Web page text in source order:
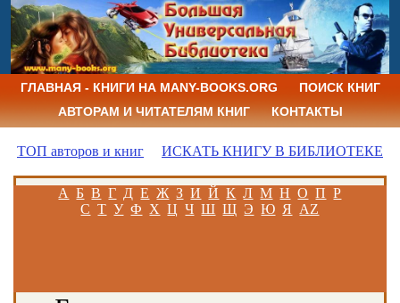
ГЛАВНАЯ - КНИГИ НА MANY-BOOKS.ORG
ПОИСК КНИГ
АВТОРАМ И ЧИТАТЕЛЯМ КНИГ
КОНТАКТЫ
ТОП авторов и книг ИСКАТЬ КНИГУ В БИБЛИОТЕКЕ
А Б В Г Д Е Ж З И Й К Л М Н О П Р
С Т У Ф Х Ц Ч Ш Щ Э Ю Я AZ